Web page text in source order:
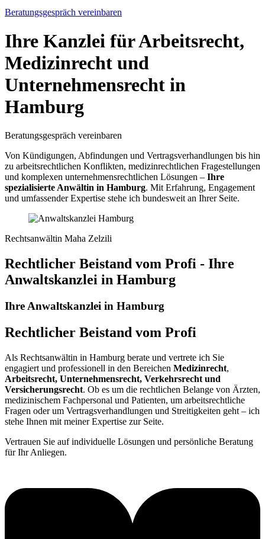
Beratungsgespräch vereinbaren
Ihre Kanzlei für Arbeitsrecht,
Medizinrecht und
Unternehmensrecht in
Hamburg
Beratungsgespräch vereinbaren
Von Kündigungen, Abfindungen und Vertragsverhandlungen bis hin
zu arbeitsrechtlichen Konflikten, medizinrechtlichen Fragestellungen
und komplexen unternehmensrechtlichen Lösungen – Ihre
spezialisierte Anwältin in Hamburg. Mit Erfahrung, Engagement
und umfassender Expertise stehe ich bundesweit an Ihrer Seite.
Rechtsanwältin Maha Zelzili
Rechtlicher Beistand vom Profi - Ihre
Anwaltskanzlei in Hamburg
Ihre Anwaltskanzlei in Hamburg
Rechtlicher Beistand vom Profi
Als Rechtsanwältin in Hamburg berate und vertrete ich Sie
engagiert und professionell in den Bereichen Medizinrecht,
Arbeitsrecht, Unternehmensrecht, Verkehrsrecht und
Versicherungsrecht. Ob es um die rechtlichen Belange von Ärzten,
medizinischem Fachpersonal und Patienten, um arbeitsrechtliche
Fragen oder um Vertragsverhandlungen und Streitigkeiten geht – ich
stehe Ihnen mit meiner Expertise zur Seite.
Vertrauen Sie auf individuelle Lösungen und persönliche Beratung
für Ihr Anliegen.